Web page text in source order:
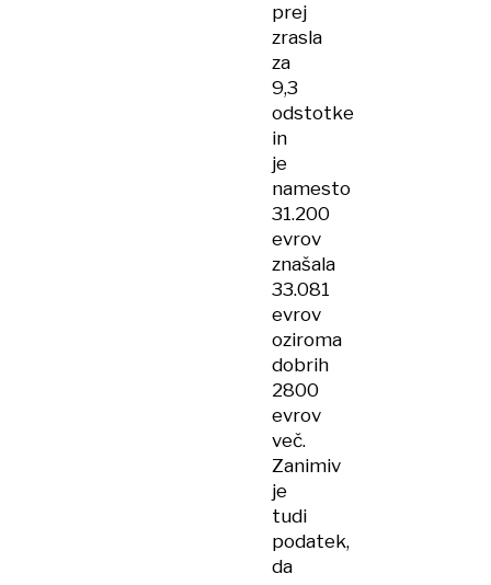
prej
zrasla
za
9,3
odstotke
in
je
namesto
31.200
evrov
znašala
33.081
evrov
oziroma
dobrih
2800
evrov
več.
Zanimiv
je
tudi
podatek,
da